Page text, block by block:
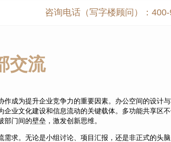
咨询电话（写字楼顾问）：
交流
成为提升企业竞争力的重要因素。办公空间的设计
企业文化建设和信息流动的关键载体。多功能共享区
门间的壁垒，激发创新思维。
求。无论是小组讨论、项目汇报，还是非正式的头